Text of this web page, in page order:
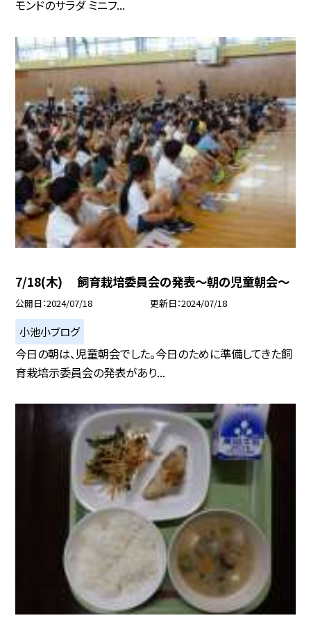
モンドのサラダ ミニフ...
7/18(木) 飼育栽培委員会の発表〜朝の児童朝会〜
公開日 2024/07/18 更新日 2024/07/18
小池小ブログ
今日の朝は、児童朝会でした。今日のために準備してきた飼
育栽培示委員会の発表があり...